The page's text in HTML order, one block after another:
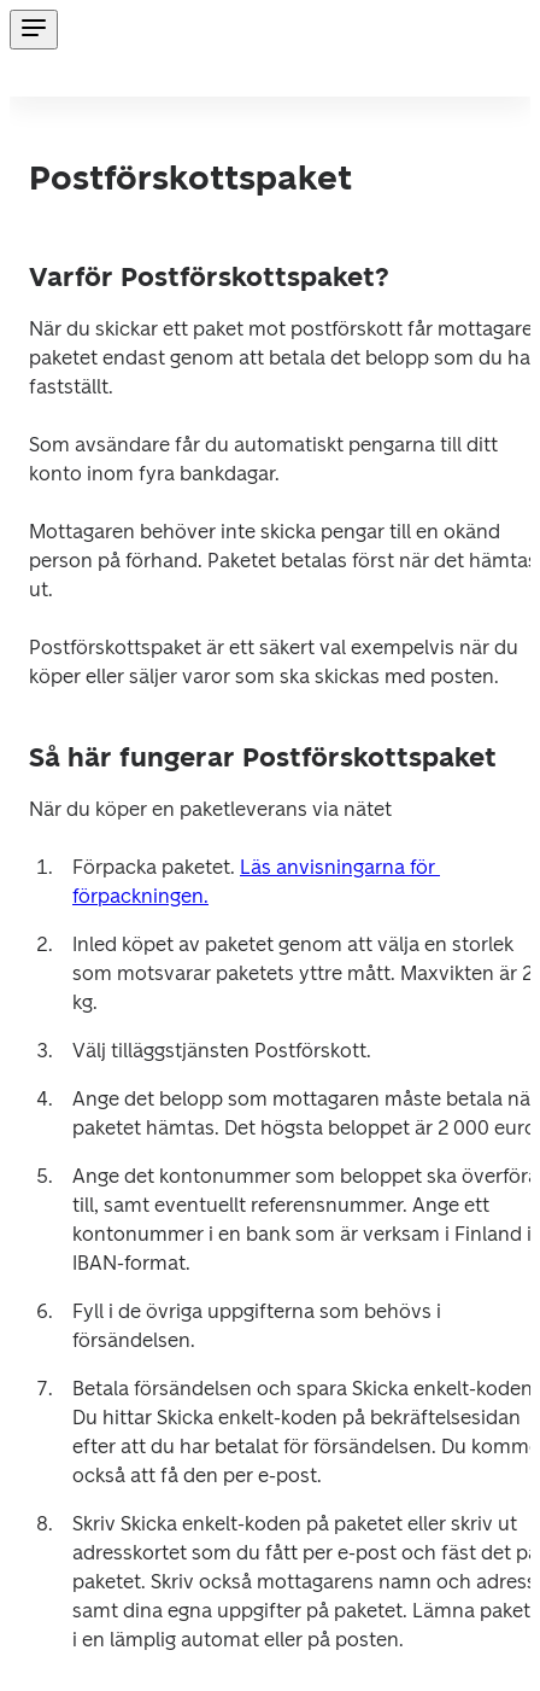
Postförskottspaket
Varför Postförskottspaket?
När du skickar ett paket mot postförskott får
paketet endast genom att betala det belopp som du har
fastställt.
Som avsändare får du automatiskt pengarna till ditt
konto inom fyra bankdagar.
Mottagaren behöver inte skicka pengar till en okänd
person på förhand. Paketet betalas först när det hämtas
ut.
Postförskottspaket är ett säkert val exempelvis när du
köper eller säljer varor som ska skickas med posten.
Så här fungerar Postförskottspaket
När du köper en paketleverans via nätet
Förpacka paketet. Läs anvisningarna för
förpackningen.
Inled köpet av paketet genom att välja en storlek
som motsvarar paketets yttre mått. Maxvikten är
kg.
Välj tilläggstjänsten Postförskott.
Ange det belopp som mottagaren måste betala när
paketet hämtas. Det högsta beloppet är 2 000 euro.
Ange det kontonummer som beloppet ska
till, samt eventuellt referensnummer. Ange ett
kontonummer i en bank som är verksam i Finland i
IBAN-format.
Fyll i de övriga uppgifterna som behövs i
försändelsen.
Betala försändelsen och spara Skicka enkelt-koden.
Du hittar Skicka enkelt-koden på bekräftelsesidan
efter att du har betalat för försändelsen. Du
också att få den per e-post.
Skriv Skicka enkelt-koden på paketet eller skriv ut
adresskortet som du fått per e-post och fäst det på
paketet. Skriv också mottagarens namn och adress
samt dina egna uppgifter på paketet. Lämna
i en lämplig automat eller på posten.